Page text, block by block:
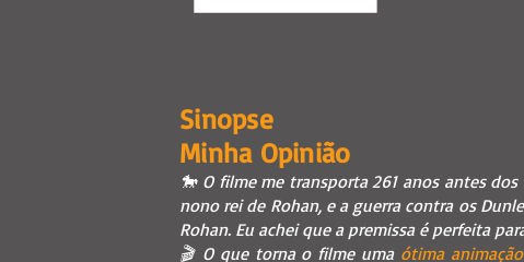
Sinopse
Minha Opinião
🐎 O filme me transporta 261 anos antes
nono rei de Rohan, e a guerra contra os
Rohan. Eu achei que a premissa é perfeita
🎬 O que torna o filme uma ótima animação